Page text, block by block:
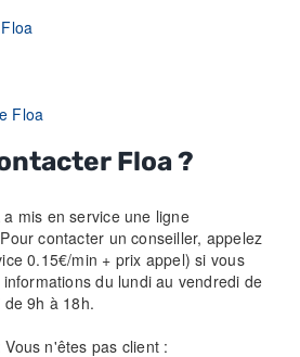
Floa
Floa ?
mis en service une ligne
contacter un conseiller, appelez
0.15€/min + prix appel) si vous
du lundi au vendredi de
9h à 18h.
n'êtes pas client :